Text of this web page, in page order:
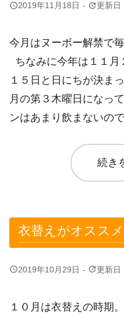
query_builder2019年11月18日 - update更新日
今月はヌーボー解禁で
ちなみに今年は１１
１５日と日にちが決ま
月の第３木曜日になっ
ンはあまり飲まないの
続き
衣替えがオスス
query_builder2019年10月29日 - update更新日
１０月は衣替えの時期